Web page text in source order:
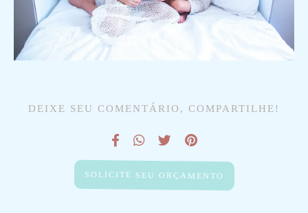
DEIXE SEU COMENTÁRIO, COMPARTILHE!
SOLICITE SEU ORÇAMENTO